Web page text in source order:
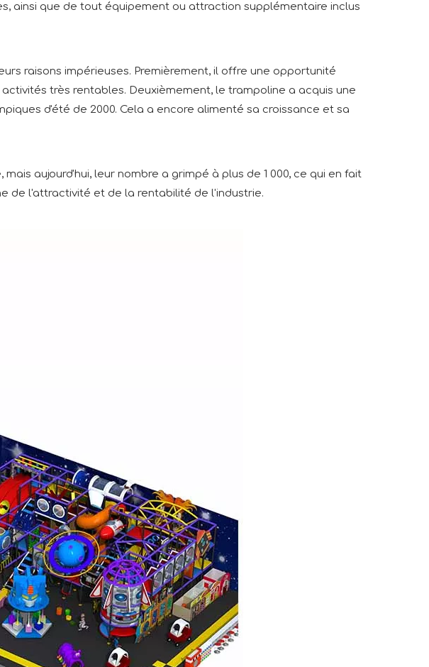
ainsi que de tout équipement ou attraction supplémentaire inclus
raisons impérieuses. Premièrement, il offre une opportunité
très rentables. Deuxièmement, le trampoline a acquis une
d'été de 2000. Cela a encore alimenté sa croissance et sa
aujourd'hui, leur nombre a grimpé à plus de 1 000, ce qui en fait
de l'attractivité et de la rentabilité de l'industrie.